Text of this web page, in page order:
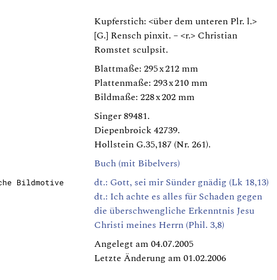
Kupferstich: <über dem unteren Plr. l.>
[G.] Rensch pinxit. – <r.> Christian
Romstet sculpsit.
Blattmaße: 295 x 212 mm
Plattenmaße: 293 x 210 mm
Bildmaße: 228 x 202 mm
Singer 89481.
Diepenbroick 42739.
Hollstein G.35,187 (Nr. 261).
Buch (mit Bibelvers)
Bildmotive
dt.: Gott, sei mir Sünder gnädig (Lk 18,13)
dt.: Ich achte es alles für Schaden gegen
die überschwengliche Erkenntnis Jesu
Christi meines Herrn (Phil. 3,8)
Angelegt am 04.07.2005
Letzte Änderung am 01.02.2006